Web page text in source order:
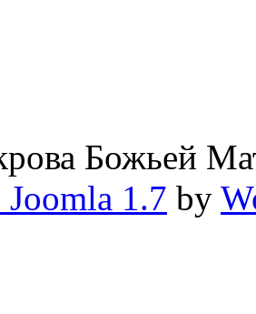
Божьей
Joomla 1.7 by